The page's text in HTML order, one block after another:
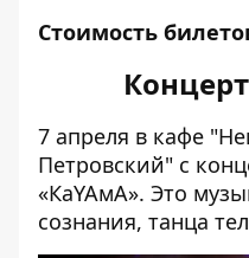
Стоимость
7 апреля в кафе
Петровский" с
«КаYAмА». Это
сознания, танца